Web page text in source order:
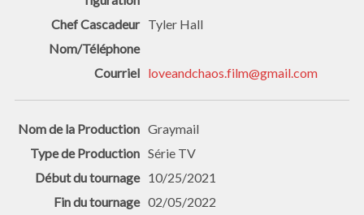
Tyler Hall
loveandchaos.film@gmail.com
Graymail
Série TV
10/25/2021
02/05/2022